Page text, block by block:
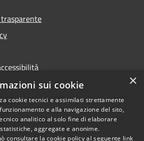
Copyright © 2026 • Comune di
Agira • Powered by
×
sui cookie
cookie tecnici e assimilati strettamente
e alla navigazione del sito,
analitico al solo fine di elaborare
aggregate e anonime.
consultare la cookie policy al seguente link